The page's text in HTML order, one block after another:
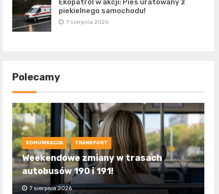
Ekopatrol w akcji: Pies uratowany z
piekielnego samochodu!
7 sierpnia 2026
Polecamy
KOMUNIKACJA TRANSPORT
Weekendowe zmiany w trasach
autobusów 190 i 191!
7 sierpnia 2026